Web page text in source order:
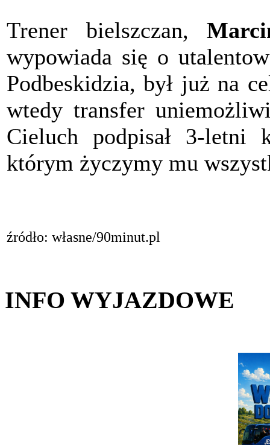
Trener bielszczan,
wypowiada się o
Podbeskidzia, był już na
wtedy transfer
Cieluch podpisał 3-letni
którym życzymy mu
źródło: własne/90minut.pl
INFO WYJAZDOWE